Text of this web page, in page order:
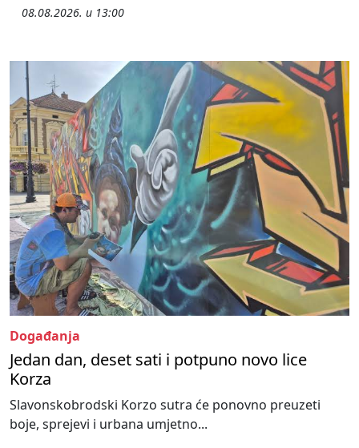
08.08.2026. u 13:00
Događanja
Jedan dan, deset sati i potpuno novo lice
Korza
Slavonskobrodski Korzo sutra će ponovno preuzeti
boje, sprejevi i urbana umjetno...